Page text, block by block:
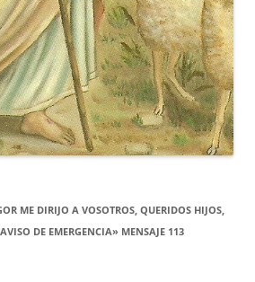
ME DIRIJO A VOSOTROS, QUERIDOS HIJOS,
DE EMERGENCIA» MENSAJE 113